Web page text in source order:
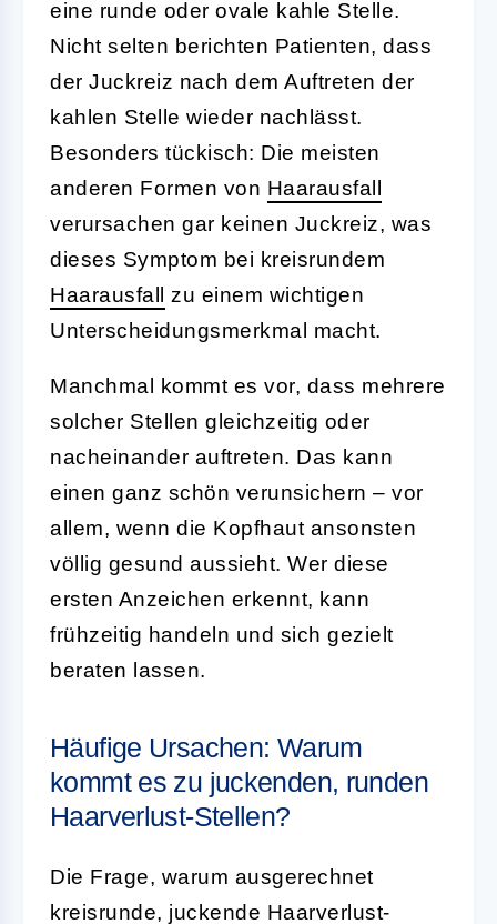
eine runde oder ovale kahle Stelle.
Nicht selten berichten Patienten, dass
der Juckreiz nach dem Auftreten der
kahlen Stelle wieder nachlässt.
Besonders tückisch: Die meisten
anderen Formen von Haarausfall
verursachen gar keinen Juckreiz, was
dieses Symptom bei kreisrundem
Haarausfall zu einem wichtigen
Unterscheidungsmerkmal macht.
Manchmal kommt es vor, dass mehrere
solcher Stellen gleichzeitig oder
nacheinander auftreten. Das kann
einen ganz schön verunsichern – vor
allem, wenn die Kopfhaut ansonsten
völlig gesund aussieht. Wer diese
ersten Anzeichen erkennt, kann
frühzeitig handeln und sich gezielt
beraten lassen.
Häufige Ursachen: Warum
kommt es zu juckenden, runden
Haarverlust-Stellen?
Die Frage, warum ausgerechnet
kreisrunde, juckende Haarverlust-